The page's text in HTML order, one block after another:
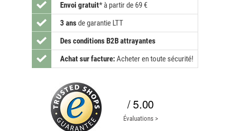
Envoi gratuit* à partir de 69 €
3 ansde garantie LTT
Des conditions B2B attrayantes
Achat sur facture:Acheter en toute sécurité!
/ 5.00
Évaluations >